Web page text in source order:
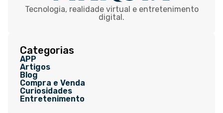
Tecnologia, realidade virtual e entretenimento
digital.
Categorias
APP
Artigos
Blog
Compra e Venda
Curiosidades
Entretenimento